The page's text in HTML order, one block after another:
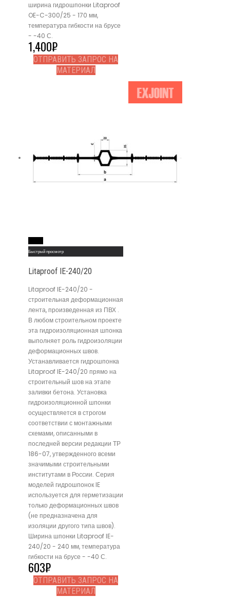
ширина гидрошпонки Litaproof
OE-C-300/25 - 170 мм,
температура гибкости на брусе
- -40 С.
1,400₽
ОТПРАВИТЬ ЗАПРОС НА
МАТЕРИАЛ
Быстрый просмотр
Litaproof IE-240/20
Litaproof IE-240/20 -
строительная деформационная
лента, произведенная из ПВХ .
В любом строительном проекте
эта гидроизоляционная шпонка
выполняет роль гидроизоляции
деформационных швов.
Устанавливается гидрошпонка
Litaproof IE-240/20 прямо на
строительный шов на этапе
заливки бетона. Установка
гидроизоляционной шпонки
осуществляется в строгом
соответствии с монтажными
схемами, описанными в
последней версии редакции ТР
186-07, утвержденного всеми
значимыми строительными
институтами в России. Серия
моделей гидрошпонок IE
используется для герметизации
только деформационных швов
(не предназначена для
изоляции другого типа швов).
Ширина шпонки Litaproof IE-
240/20 - 240 мм, температура
гибкости на брусе - -40 С.
603₽
ОТПРАВИТЬ ЗАПРОС НА
МАТЕРИАЛ